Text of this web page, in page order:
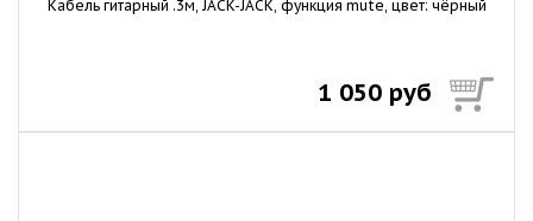
Кабель гитарный .3м, JACK-JACK, функция mute, цвет: чёрный
1 050 руб